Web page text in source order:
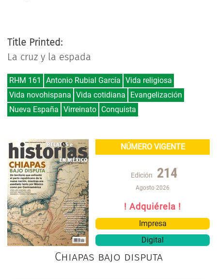
Title Printed:
La cruz y la espada
RHM 161 Antonio Rubial García Vida religiosa
Vida novohispana Vida cotidiana
Evangelización
Nueva España Virreinato Conquista
NÚMERO VIGENTE
Edición 214
Agosto 2026
! Adquiérela !
Impresa
Digital
Chiapas bajo disputa